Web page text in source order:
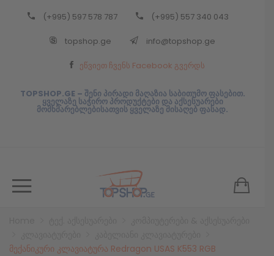
(+995) 597 578 787 (+995) 557 340 043
topshop.ge info@topshop.ge
ეწვიეთ ჩვენს Facebook გვერდს
TOPSHOP.GE – შენი პირადი მაღაზია საბითუმო ფასებით.
ყველაზე საჭირო პროდუქტები და აქსესუარები
მომხმარებლებისათვის ყველაზე მისაღებ ფასად.
მექანიკური კლავიატურა Redragon USAS K553 RGB
Back